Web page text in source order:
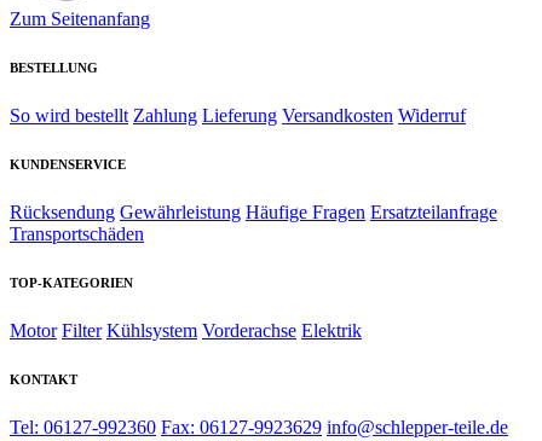
Zum Seitenanfang
BESTELLUNG
So wird bestellt Zahlung Lieferung Versandkosten Widerruf
KUNDENSERVICE
Rücksendung Gewährleistung Häufige Fragen Ersatzteilanfrage
Transportschäden
TOP-KATEGORIEN
Motor Filter Kühlsystem Vorderachse Elektrik
KONTAKT
Tel: 06127-992360 Fax: 06127-9923629 info@schlepper-teile.de